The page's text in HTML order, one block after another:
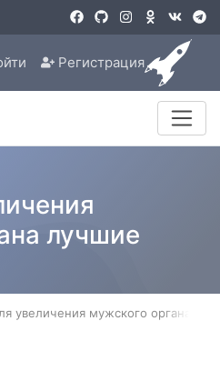
Регистрация
лучшие
увеличения мужского органа